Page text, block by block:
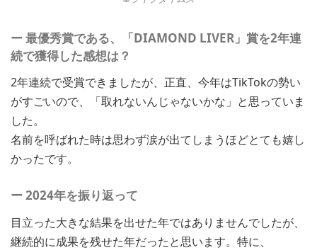
ー 最優秀賞である、「DIAMOND LIVER」賞を2年連
続で獲得した感想は？
2年連続で受賞できましたが、正直、今年はTikTokの勢い
がすごいので、「取れないんじゃないかな」と思っていま
した。
名前を呼ばれた時は思わず涙が出てしまうほどとても嬉し
かったです。
ー 2024年を振り返って
目立った大きな結果を出せた年ではありませんでしたが、
継続的に成果を残せた年だったと思います。特に、